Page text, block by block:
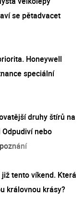
se pětadvacet
Honeywell
speciální
druhy štírů na
nebo
tento víkend. Která
královnou krásy?